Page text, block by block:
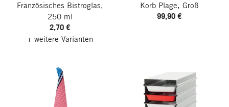
Französisches Bistroglas,
250 ml
2,70 €
+ weitere Varianten
Korb Plage, Groß
99,90 €